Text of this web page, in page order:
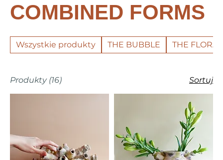
COMBINED FORMS
Wszystkie produkty THE BUBBLE THE FLORAL
Produkty (16) Sortuj